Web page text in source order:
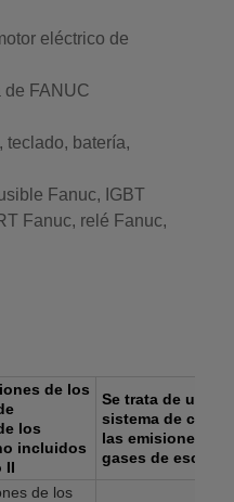
eléctrico de
de FANUC
teclado, batería,
Fanuc, IGBT
Fanuc, relé Fanuc,
de los
los
incluidos
II
Se trata de un
sistema de
las emisiones de
gases de escape.
de los